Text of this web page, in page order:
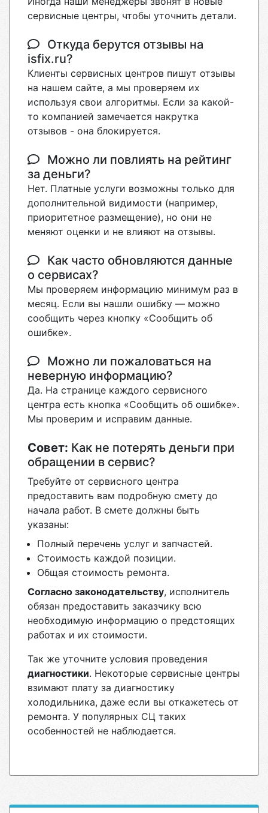
сервисные центры, чтобы уточнить детали.
Откуда берутся отзывы на
isfix.ru?
Клиенты сервисных центров пишут отзывы
на нашем сайте, а мы проверяем их
используя свои алгоритмы. Если за какой-
то компанией замечается накрутка
отзывов - она блокируется.
Можно ли повлиять на рейтинг
за деньги?
Нет. Платные услуги возможны только для
дополнительной видимости (например,
приоритетное размещение), но они не
меняют оценки и не влияют на отзывы.
Как часто обновляются данные
о сервисах?
Мы проверяем информацию минимум раз в
месяц. Если вы нашли ошибку — можно
сообщить через кнопку «Сообщить об
ошибке».
Можно ли пожаловаться на
неверную информацию?
Да. На странице каждого сервисного
центра есть кнопка «Сообщить об ошибке».
Мы проверим и исправим данные.
Совет: Как не потерять деньги при
обращении в сервис?
Требуйте от сервисного центра
предоставить вам подробную смету до
начала работ. В смете должны быть
указаны:
Полный перечень услуг и запчастей.
Стоимость каждой позиции.
Общая стоимость ремонта.
Согласно законодательству, исполнитель
обязан предоставить заказчику всю
необходимую информацию о предстоящих
работах и их стоимости.
Так же уточните условия проведения
диагностики. Некоторые сервисные центры
взимают плату за диагностику
холодильника, даже если вы откажетесь от
ремонта. У популярных СЦ таких
особенностей не наблюдается.